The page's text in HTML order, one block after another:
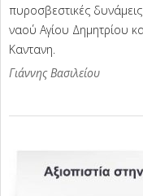
πυροσβεστικές
ναού Αγίου Δημητρίου
Καντανη.
Γιάννης Βασιλείου